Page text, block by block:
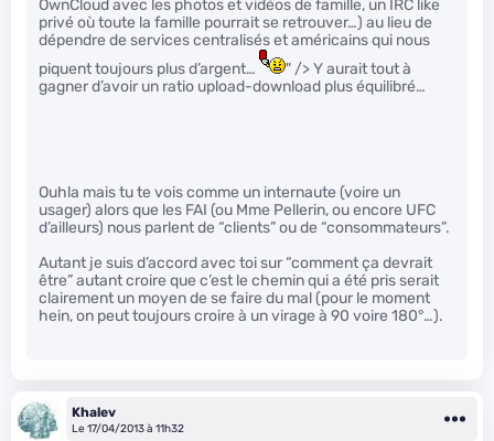
OwnCloud avec les photos et vidéos de famille, un IRC like
privé où toute la famille pourrait se retrouver…) au lieu de
dépendre de services centralisés et américains qui nous
piquent toujours plus d’argent…
" /> Y aurait tout à
gagner d’avoir un ratio upload-download plus équilibré…
Ouhla mais tu te vois comme un internaute (voire un
usager) alors que les FAI (ou Mme Pellerin, ou encore UFC
d’ailleurs) nous parlent de “clients” ou de “consommateurs”.
Autant je suis d’accord avec toi sur “comment ça devrait
être” autant croire que c’est le chemin qui a été pris serait
clairement un moyen de se faire du mal (pour le moment
hein, on peut toujours croire à un virage à 90 voire 180°…).
Khalev
Le 17/04/2013 à 11h32